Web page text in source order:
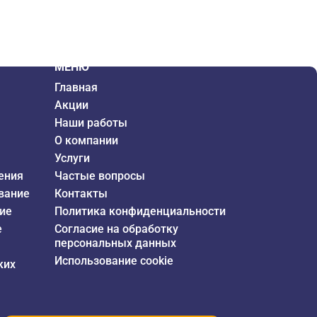
МЕНЮ
Главная
Акции
Наши работы
О компании
Услуги
Частые вопросы
Контакты
Политика конфиденциальности
Согласие на обработку
персональных данных
Использование cookie